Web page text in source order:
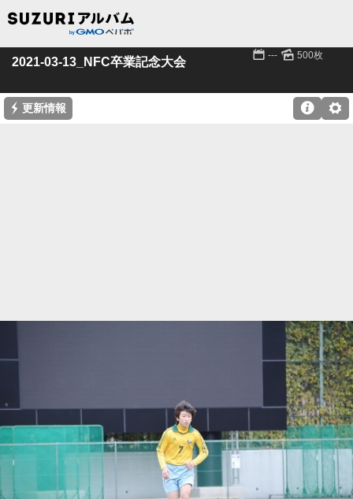
2021-03-13_NFC卒業記念大会 📅 --- 🌄 500枚
⚡ 更新情報 ⚙
